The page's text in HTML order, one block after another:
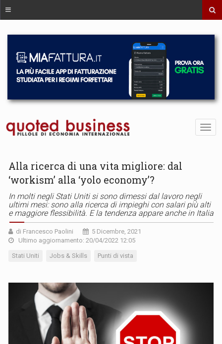
Alla ricerca di una vita migliore: dal
‘workism’ alla ‘yolo economy’?
In molti negli Stati Uniti si sono dimessi dal lavoro negli
ultimi mesi: sono alla ricerca di impieghi con salari più alti
e maggiore flessibilità. E la tendenza appare anche in Italia
di Francesco Paolini
5 Dicembre, 2021
Ultimo aggiornamento: 20/04/2022 12:05
Stati Uniti Jobs & Skills Punti di vista